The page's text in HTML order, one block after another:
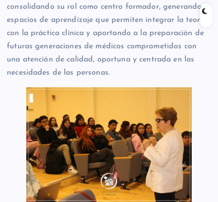
consolidando su rol como centro formador, generando
espacios de aprendizaje que permiten integrar la teoría
con la práctica clínica y aportando a la preparación de
futuras generaciones de médicos comprometidos con
una atención de calidad, oportuna y centrada en las
necesidades de las personas.